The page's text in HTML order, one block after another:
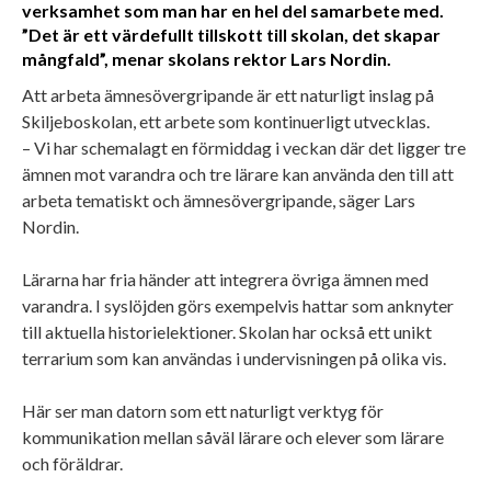
verksamhet som man har en hel del samarbete med.
”Det är ett värdefullt tillskott till skolan, det skapar
mångfald”, menar skolans rektor Lars Nordin.
Att arbeta ämnesövergripande är ett naturligt inslag på
Skiljeboskolan, ett arbete som kontinuerligt utvecklas.
– Vi har schemalagt en förmiddag i veckan där det ligger tre
ämnen mot varandra och tre lärare kan använda den till att
arbeta tematiskt och ämnesövergripande, säger Lars
Nordin.
Lärarna har fria händer att integrera övriga ämnen med
varandra. I syslöjden görs exempelvis hattar som anknyter
till aktuella historielektioner. Skolan har också ett unikt
terrarium som kan användas i undervisningen på olika vis.
Här ser man datorn som ett naturligt verktyg för
kommunikation mellan såväl lärare och elever som lärare
och föräldrar.